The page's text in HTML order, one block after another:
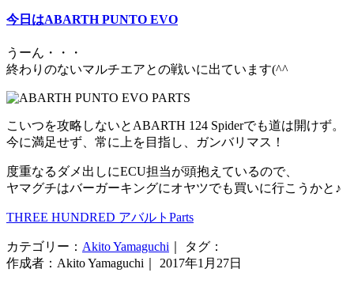
今日はABARTH PUNTO EVO
うーん・・・
終わりのないマルチエアとの戦いに出ています(^^ゞ
こいつを攻略しないとABARTH 124 Spiderでも道は開けず。
今に満足せず、常に上を目指し、ガンバリマス！
度重なるダメ出しにECU担当が頭抱えているので、
ヤマグチはバーガーキングにオヤツでも買いに行こうかと♪
THREE HUNDRED アバルトParts
カテゴリー： Akito Yamaguchi ｜ タグ：
作成者：Akito Yamaguchi｜ 2017年1月27日